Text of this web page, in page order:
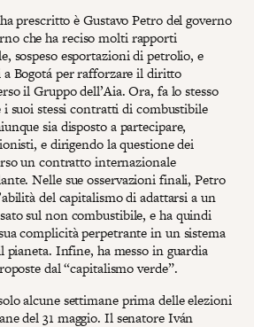
prescritto è Gustavo Petro del governo
che ha reciso molti rapporti
sospeso esportazioni di petrolio, e
Bogotá per rafforzare il diritto
il Gruppo dell’Aia. Ora, fa lo stesso
suoi stessi contratti di combustibile
sia disposto a partecipare,
e dirigendo la questione dei
un contratto internazionale
Nelle sue osservazioni finali, Petro
del capitalismo di adattarsi a un
sul non combustibile, e ha quindi
complicità perpetrante in un sistema
pianeta. Infine, ha messo in guardia
dal “capitalismo verde”.
alcune settimane prima delle elezioni
del 31 maggio. Il senatore Iván